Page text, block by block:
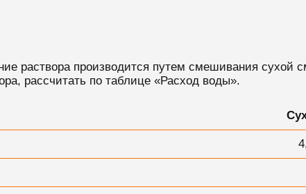
раствора производится путем смешивания сухой
рассчитать по таблице «Расход воды».